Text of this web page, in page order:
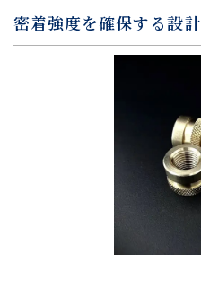
密着強度を確保する設計